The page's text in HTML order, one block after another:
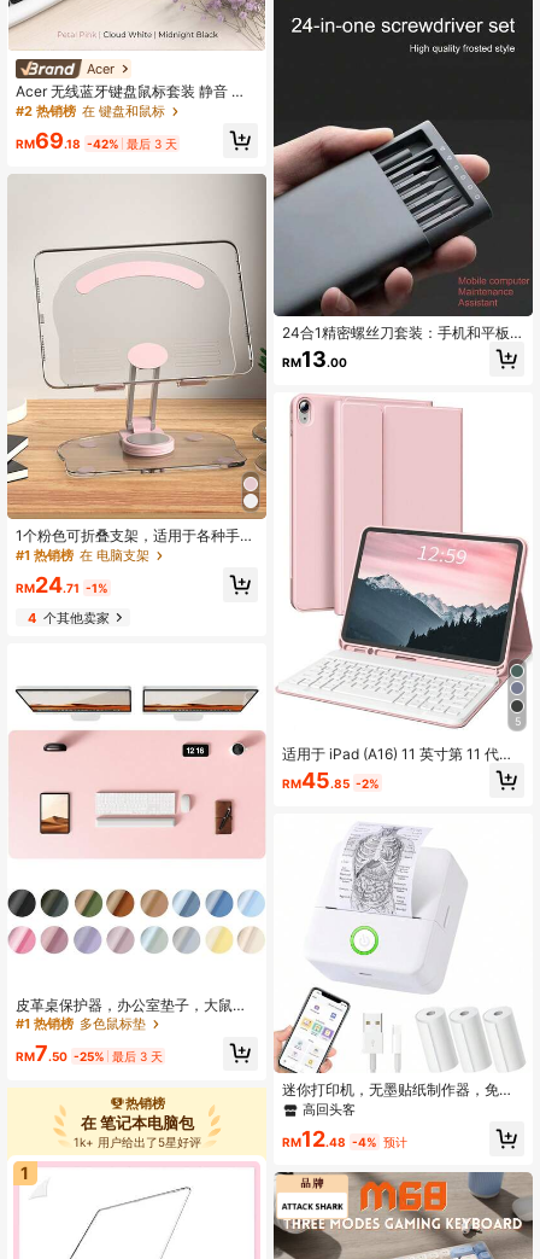
Acer
Acer 无线蓝牙键盘鼠标套装 静音 办
公打字 无线双模 低音按键 舒适手感
#2 热销榜 在 键盘和鼠标
RM69.18 -42% 最后 3 天
1个粉色可折叠支架，适用于各种手机
和iPad（推荐用于12英寸以下平板电
#1 热销榜 在 电脑支架
RM24.71 -1%
4个其他卖家
皮革桌保护器，办公室垫子，大鼠标
垫，写字板，办公桌垫，美甲桌垫，
蓝色防滑PU皮革印迹，笔记本电脑
#1 热销榜 多色鼠标垫
RM7.50 -25% 最后 3 天
热销榜
在 笔记本电脑包
1k+ 用户给出了5星好评
1
24合1精密螺丝刀套装：手机和平板
电脑维修的终极工具！
RM13.00
5
适用于 iPad (A16) 11 英寸第 11 代（2
025 年款）的键盘保护套，也适用于 i
Pad 10.2 英寸第 9/8/7 代、Air 4/5/6
睡眠/唤醒功能，配备可拆卸无线蓝牙
键盘，内置 150mAh 电池，轻薄支架
设计，带笔槽 - 粉色
RM45.85 -2%
迷你打印机，无墨贴纸制作器，免费
裁剪小型口袋打印机，便携式热敏打
可通过Timy Print应用程序连接手
DIY装饰、圣诞节礼物和返校季活动。
高回头客
RM12.48 -4% 预计